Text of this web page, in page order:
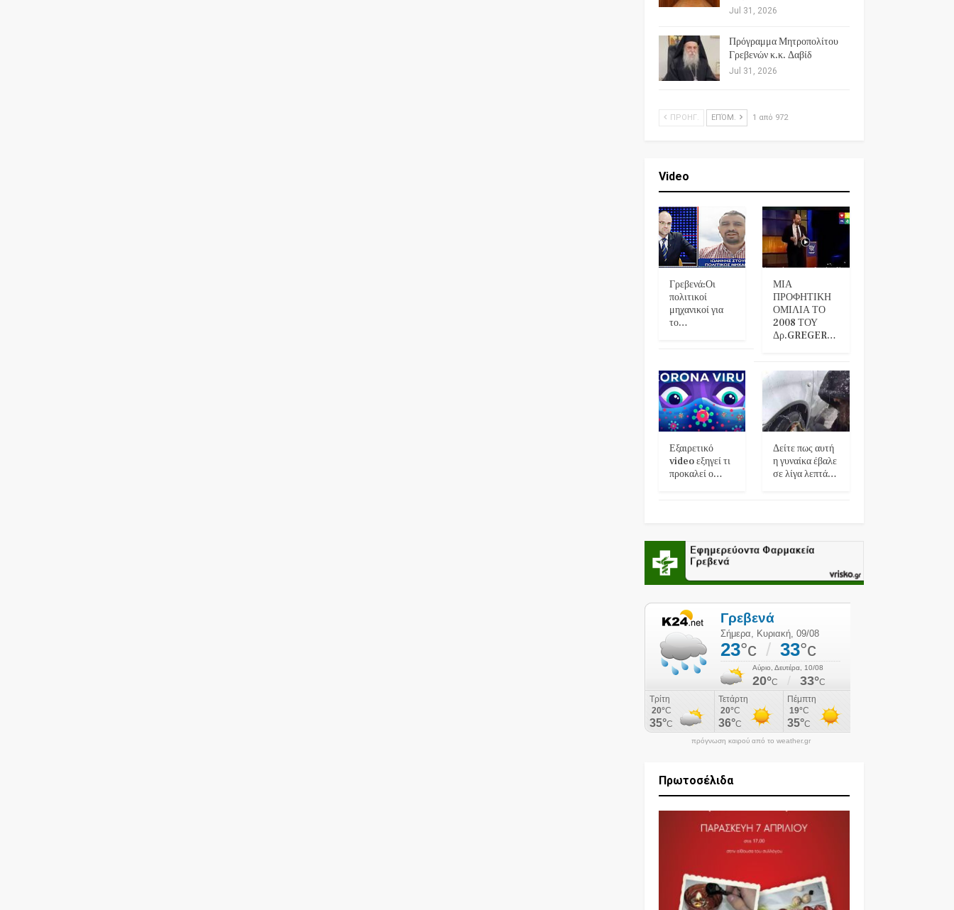
Jul 31, 2026
Πρόγραμμα Μητροπολίτου
Γρεβενών κ.κ. Δαβίδ
Jul 31, 2026
ΠΡΟΗΓ. ΕΠΌΜ. 1 από 972
Video
Γρεβενά:Οι
πολιτικοί
μηχανικοί για
το…
ΜΙΑ
ΠΡΟΦΗΤΙΚΗ
ΟΜΙΛΙΑ ΤΟ
2008 ΤΟΥ
Δρ.GREGER…
Εξαιρετικό
video εξηγεί τι
προκαλεί ο…
Δείτε πως αυτή
η γυναίκα έβαλε
σε λίγα λεπτά…
πρόγνωση καιρού από το weather.gr
Πρωτοσέλιδα